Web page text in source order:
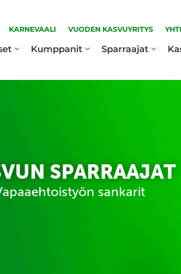
KARNEVAALI VUODEN KASVUYRITYS
Kumppanit Sparraajat
SPARRAAJAT
sankarit